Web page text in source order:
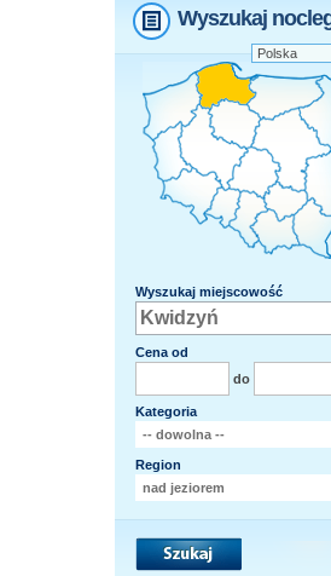
Wyszukaj
Wyszukaj miejscowość
Cena od
do
Kategoria
Region